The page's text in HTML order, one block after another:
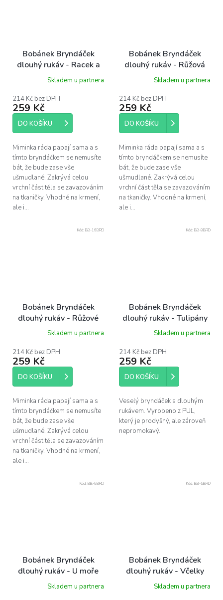
Bobánek Bryndáček
dlouhý rukáv - Racek a
tuleň
Skladem u partnera
214 Kč bez DPH
259 Kč
DO KOŠÍKU
Miminka ráda papají sama a s
tímto bryndáčkem se nemusíte
bát, že bude zase vše
ušmudlané. Zakrývá celou
vrchní část těla se zavazováním
na tkaničky. Vhodné na krmení,
ale i...
Bobánek Bryndáček
dlouhý rukáv - Růžová
zvířátka
Skladem u partnera
214 Kč bez DPH
259 Kč
DO KOŠÍKU
Miminka ráda papají sama a s
tímto bryndáčkem se nemusíte
bát, že bude zase vše
ušmudlané. Zakrývá celou
vrchní část těla se zavazováním
na tkaničky. Vhodné na krmení,
ale i...
Bobánek Bryndáček
dlouhý rukáv - Růžové
květiny
Skladem u partnera
214 Kč bez DPH
259 Kč
DO KOŠÍKU
Miminka ráda papají sama a s
tímto bryndáčkem se nemusíte
bát, že bude zase vše
ušmudlané. Zakrývá celou
vrchní část těla se zavazováním
na tkaničky. Vhodné na krmení,
ale i...
Kód: BB-16BRD
Bobánek Bryndáček
dlouhý rukáv - Tulipány
Skladem u partnera
214 Kč bez DPH
259 Kč
DO KOŠÍKU
Veselý bryndáček s dlouhým
rukávem. Vyrobeno z PUL,
který je prodyšný, ale zároveň
nepromokavý.
Kód: BB-8BRD
Bobánek Bryndáček
dlouhý rukáv - U moře
Skladem u partnera
Kód: BB-6BRD
Bobánek Bryndáček
dlouhý rukáv - Včelky
Skladem u partnera
Kód: BB-5BRD